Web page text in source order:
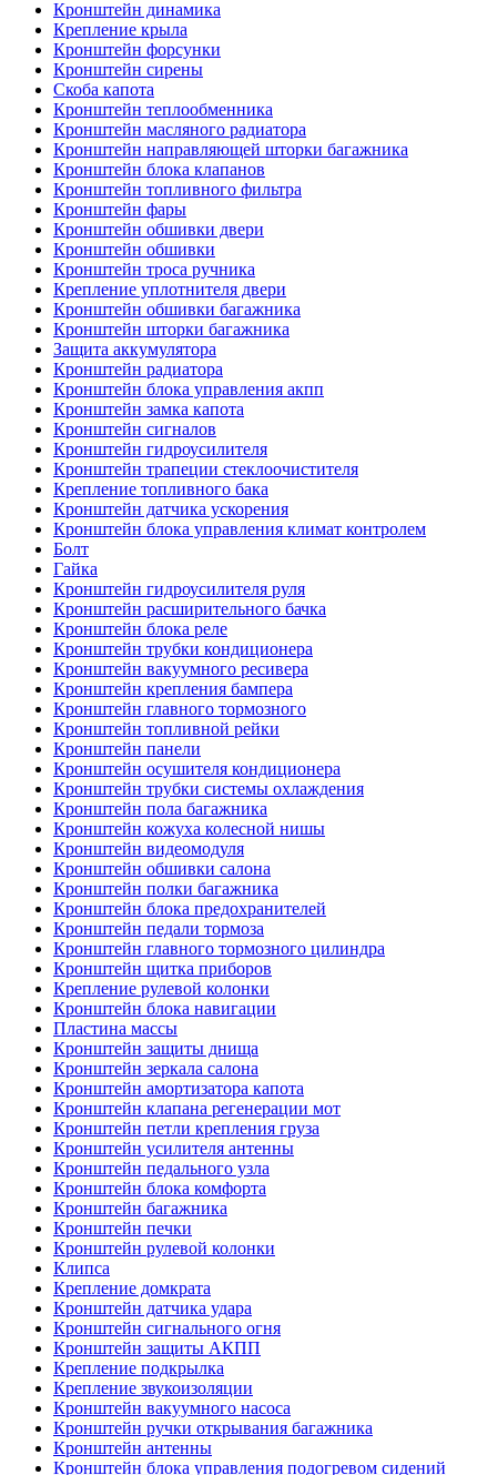
Кронштейн динамика
Крепление крыла
Кронштейн форсунки
Кронштейн сирены
Скоба капота
Кронштейн теплообменника
Кронштейн масляного радиатора
Кронштейн направляющей шторки багажника
Кронштейн блока клапанов
Кронштейн топливного фильтра
Кронштейн фары
Кронштейн обшивки двери
Кронштейн обшивки
Кронштейн троса ручника
Крепление уплотнителя двери
Кронштейн обшивки багажника
Кронштейн шторки багажника
Защита аккумулятора
Кронштейн радиатора
Кронштейн блока управления акпп
Кронштейн замка капота
Кронштейн сигналов
Кронштейн гидроусилителя
Кронштейн трапеции стеклоочистителя
Крепление топливного бака
Кронштейн датчика ускорения
Кронштейн блока управления климат контролем
Болт
Гайка
Кронштейн гидроусилителя руля
Кронштейн расширительного бачка
Кронштейн блока реле
Кронштейн трубки кондиционера
Кронштейн вакуумного ресивера
Кронштейн крепления бампера
Кронштейн главного тормозного
Кронштейн топливной рейки
Кронштейн панели
Кронштейн осушителя кондиционера
Кронштейн трубки системы охлаждения
Кронштейн пола багажника
Кронштейн кожуха колесной нишы
Кронштейн видеомодуля
Кронштейн обшивки салона
Кронштейн полки багажника
Кронштейн блока предохранителей
Кронштейн педали тормоза
Кронштейн главного тормозного цилиндра
Кронштейн щитка приборов
Крепление рулевой колонки
Кронштейн блока навигации
Пластина массы
Кронштейн защиты днища
Кронштейн зеркала салона
Кронштейн амортизатора капота
Кронштейн клапана регенерации мот
Кронштейн петли крепления груза
Кронштейн усилителя антенны
Кронштейн педального узла
Кронштейн блока комфорта
Кронштейн багажника
Кронштейн печки
Кронштейн рулевой колонки
Клипса
Крепление домкрата
Кронштейн датчика удара
Кронштейн сигнального огня
Кронштейн защиты АКПП
Крепление подкрылка
Крепление звукоизоляции
Кронштейн вакуумного насоса
Кронштейн ручки открывания багажника
Кронштейн антенны
Кронштейн блока управления подогревом сидений